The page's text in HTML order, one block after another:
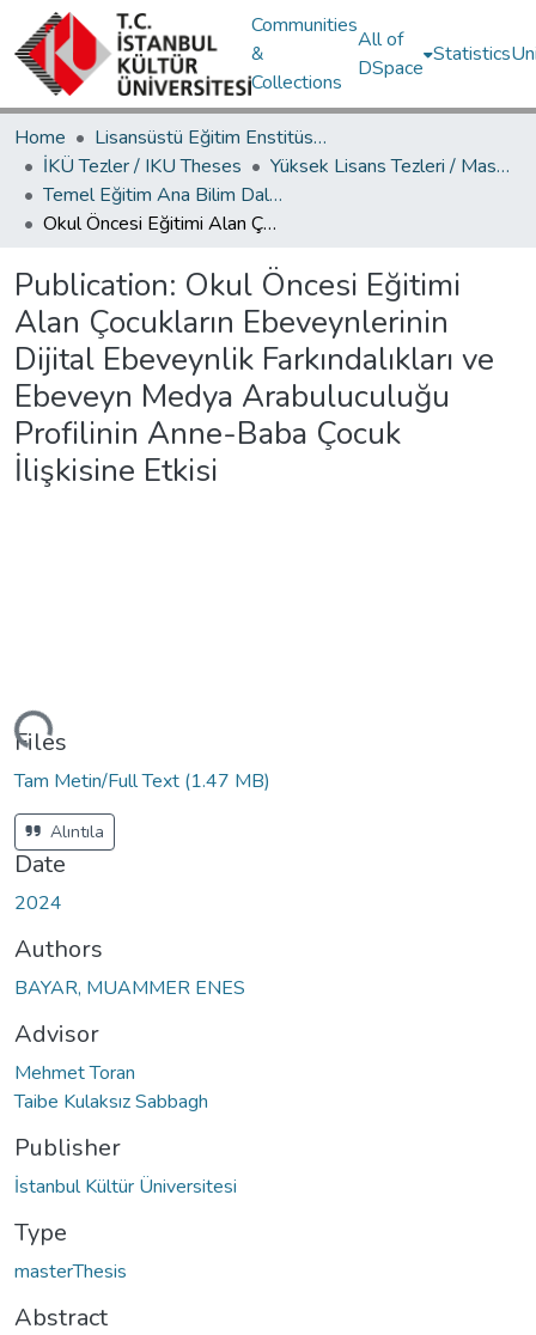
Communities
&
Collections
All of
DSpace
Statistics
Home
Lisansüstü Eğitim Enstitüsü / Postgraduate Education Institute
İKÜ Tezler / IKU Theses
Yüksek Lisans Tezleri / Master's Theses
Temel Eğitim Ana Bilim Dalı / Department of Basic Education
Okul Öncesi Eğitimi Alan Çocukların Ebeveynlerinin Dijital Ebeveynlik Farkındalıkları ve Ebeveyn Medya Arabuluculuğu Profilinin Anne-Baba Çocuk İlişkisine Etkisi
Publication: Okul Öncesi Eğitimi
Alan Çocukların Ebeveynlerinin
Dijital Ebeveynlik Farkındalıkları ve
Ebeveyn Medya Arabuluculuğu
Profilinin Anne-Baba Çocuk
İlişkisine Etkisi
Files
Tam Metin/Full Text (1.47 MB)
Alıntıla
Date
2024
Authors
BAYAR, MUAMMER ENES
Advisor
Mehmet Toran
Taibe Kulaksız Sabbagh
Publisher
İstanbul Kültür Üniversitesi
Type
masterThesis
Abstract